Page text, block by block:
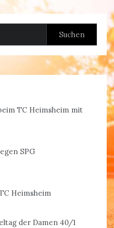
TC Heimsheim mit
SPG
Heimsheim
der Damen 40/1